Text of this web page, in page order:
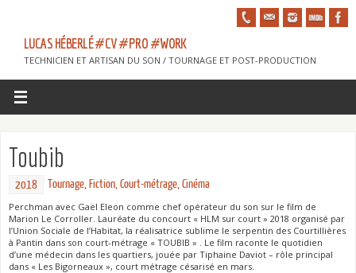
LUCAS HÉBERLÉ #CV #PRO #WORK
TECHNICIEN ET ARTISAN DU SON / TOURNAGE ET POST-PRODUCTION
Toubib
2018 Tournage, Fiction,Court-métrage,Cinéma
Perchman avec Gaël Eleon comme chef opérateur du son sur le film de
Marion Le Corroller. Lauréate du concourt « HLM sur court » 2018 organisé par
l’Union Sociale de l’Habitat, la réalisatrice sublime le serpentin des Courtillières
à Pantin dans son court-métrage « TOUBIB » . Le film raconte le quotidien
d’une médecin dans les quartiers, jouée par Tiphaine Daviot – rôle principal
dans « Les Bigorneaux », court métrage césarisé en mars.